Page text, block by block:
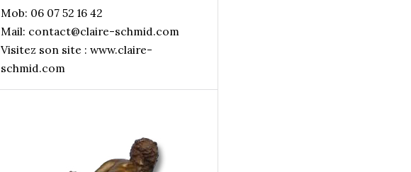
Mob: 06 07 52 16 42
Mail: contact@claire-schmid.com
Visitez son site : www.claire-
schmid.com